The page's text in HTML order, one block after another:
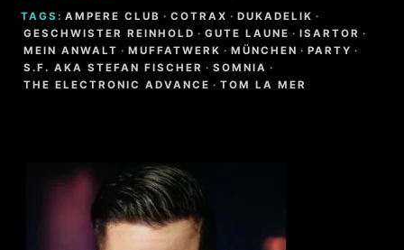
TAGS: AMPERE CLUB · COTRAX · DUKADELIK ·
GESCHWISTER REINHOLD · GUTE LAUNE · ISARTOR ·
MEIN ANWALT · MUFFATWERK · MÜNCHEN · PARTY ·
S.F. AKA STEFAN FISCHER · SOMNIA ·
THE ELECTRONIC ADVANCE · TOM LA MER